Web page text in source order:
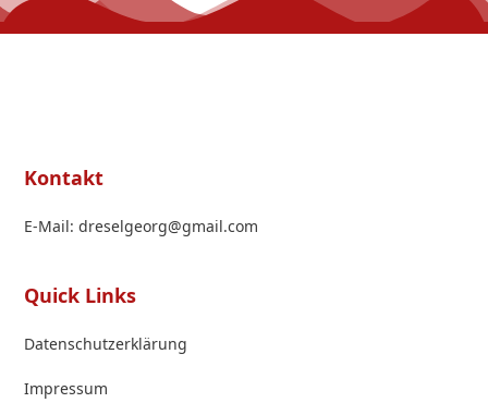
Quick Links
Datenschutzerklärung
Impressum
Kontakt
E-Mail: dreselgeorg@gmail.com